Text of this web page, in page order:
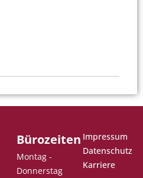
Bürozeiten
Montag -
Donnerstag
Impressum
Datenschutz
Karriere